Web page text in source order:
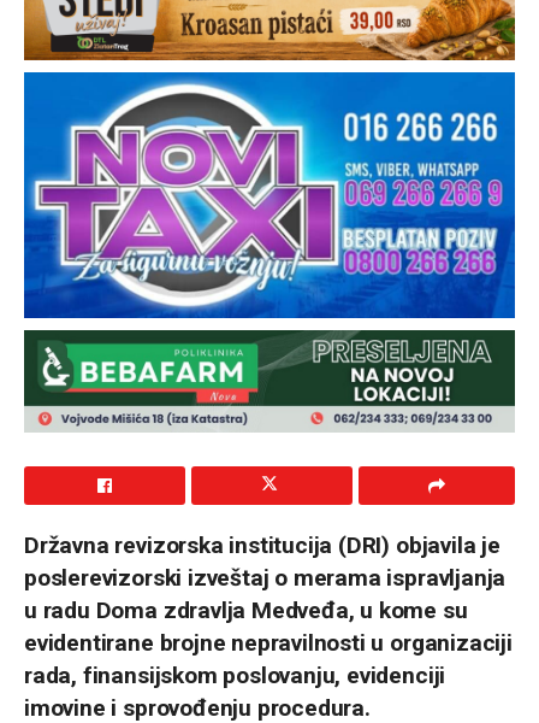
Državna revizorska institucija (DRI) objavila je
poslerevizorski izveštaj o merama ispravljanja
u radu Doma zdravlja Medveđa, u kome su
evidentirane brojne nepravilnosti u organizaciji
rada, finansijskom poslovanju, evidenciji
imovine i sprovođenju procedura.